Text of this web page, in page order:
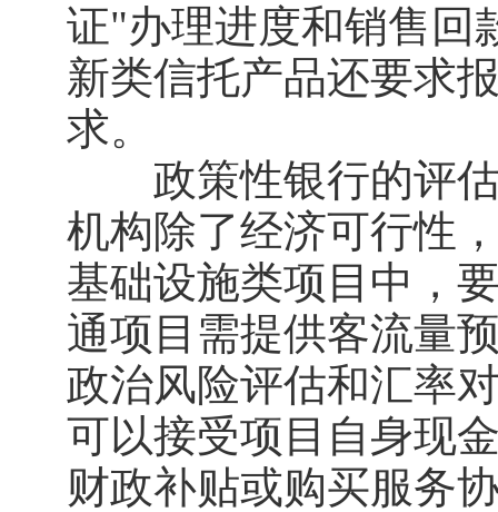
证"办理进度和销售回
新类信托产品还要求
求。
政策性银行的评估
机构除了经济可行性
基础设施类项目中，
通项目需提供客流量
政治风险评估和汇率
可以接受项目自身现
财政补贴或购买服务